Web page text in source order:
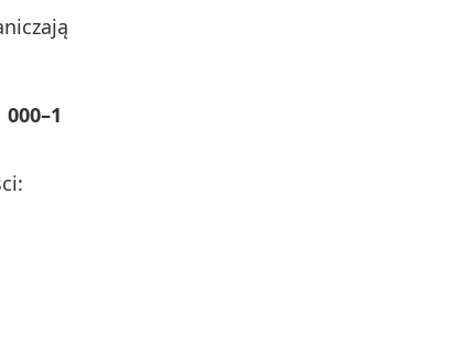
000–1